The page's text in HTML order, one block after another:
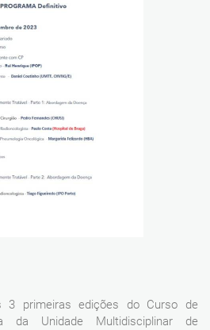
3 primeiras edições do Curso de
da Unidade Multidisciplinar de